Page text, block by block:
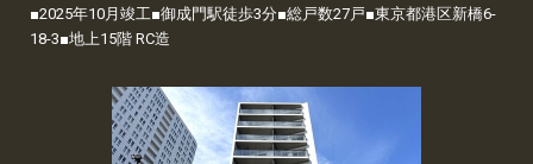
■2025年10月竣工■御成門駅徒歩3分■総戸数27戸■東京都港区新橋6-
18-3■地上15階 RC造